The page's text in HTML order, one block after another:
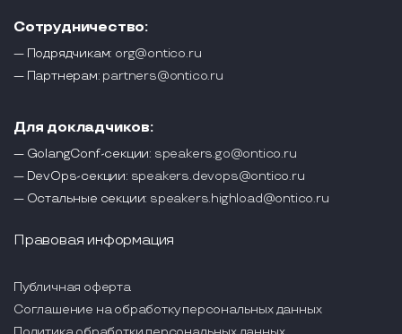
Сотрудничество:
— Подрядчикам: org@ontico.ru
— Партнерам: partners@ontico.ru
Для докладчиков:
— GolangConf-секции: speakers.go@ontico.ru
— DevOps-секции: speakers.devops@ontico.ru
— Остальные секции: speakers.highload@ontico.ru
Правовая информация
Публичная оферта
Соглашение на обработку персональных данных